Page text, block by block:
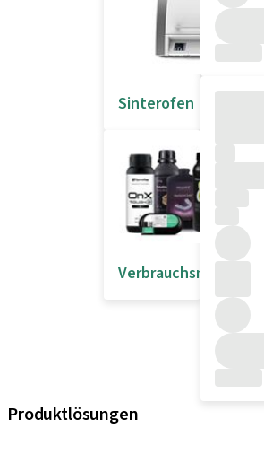
Sinterofen
Verbrauchsmaterial
Produktlösungen